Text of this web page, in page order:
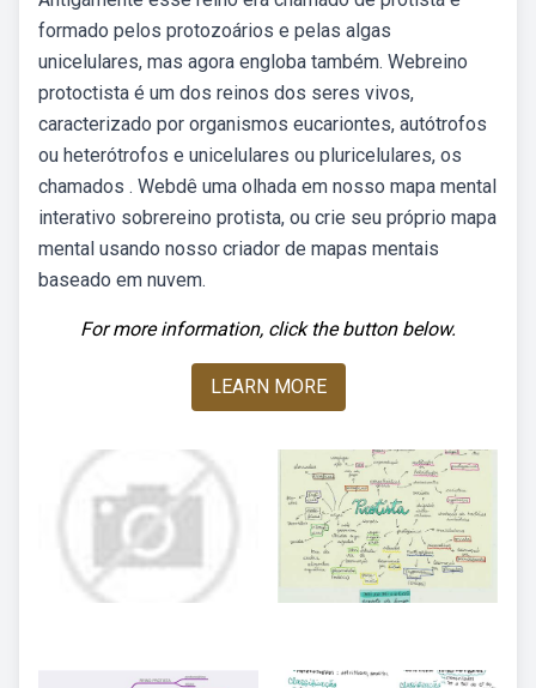
formado pelos protozoários e pelas algas
unicelulares, mas agora engloba também. Webreino
protoctista é um dos reinos dos seres vivos,
caracterizado por organismos eucariontes, autótrofos
ou heterótrofos e unicelulares ou pluricelulares, os
chamados . Webdê uma olhada em nosso mapa mental
interativo sobrereino protista, ou crie seu próprio mapa
mental usando nosso criador de mapas mentais
baseado em nuvem.
For more information, click the button below.
LEARN MORE